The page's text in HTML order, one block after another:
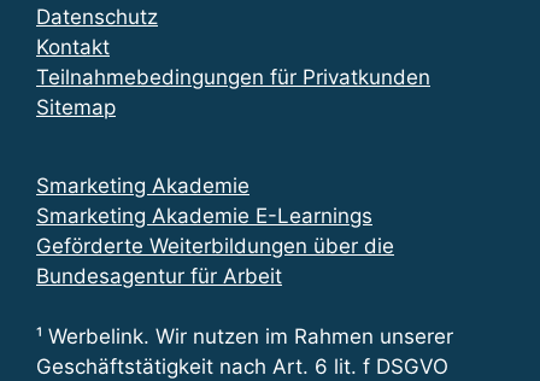
Datenschutz
Kontakt
Teilnahmebedingungen für Privatkunden
Sitemap
Smarketing Akademie
Smarketing Akademie E-Learnings
Geförderte Weiterbildungen über die
Bundesagentur für Arbeit
¹ Werbelink. Wir nutzen im Rahmen unserer
Geschäftstätigkeit nach Art. 6 lit. f DSGVO